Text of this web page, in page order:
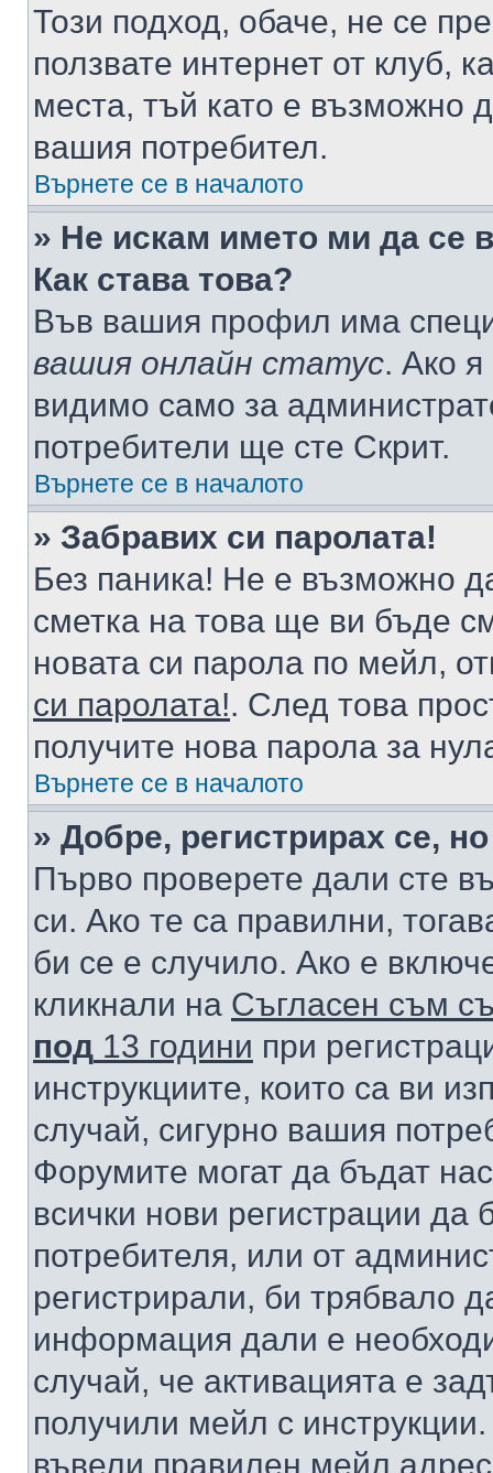
Този подход, обаче, не се
ползвате интернет от клуб,
места, тъй като е възможно
вашия потребител.
Върнете се в началото
» Не искам името ми да се
Как става това?
Във вашия профил има
вашия онлайн статус. Ако
видимо само за
потребители ще сте Скрит.
Върнете се в началото
» Забравих си паролата!
Без паника! Не е възможно
сметка на това ще ви бъде
новата си парола по мейл,
си паролата!. След това
получите нова парола за
Върнете се в началото
» Добре, регистрирах се,
Първо проверете дали сте
си. Ако те са правилни,
би се е случило. Ако е
кликнали на Съгласен съм
под 13 години при
инструкциите, които са ви
случай, сигурно вашия
Форумите могат да бъдат
всички нови регистрации да
потребителя, или от
регистрирали, би трябвало
информация дали е
случай, че активацията е
получили мейл с
въвели правилен мейл